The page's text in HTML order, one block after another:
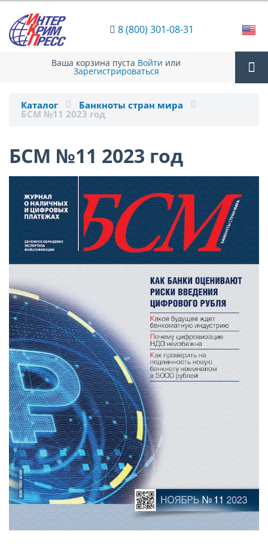
8 (800) 301-08-31
Ваша корзина пуста Войти или
Зарегистрироваться
Каталог Банкноты стран мира
БСМ №11 2023 год
БСМ №11 2023 год